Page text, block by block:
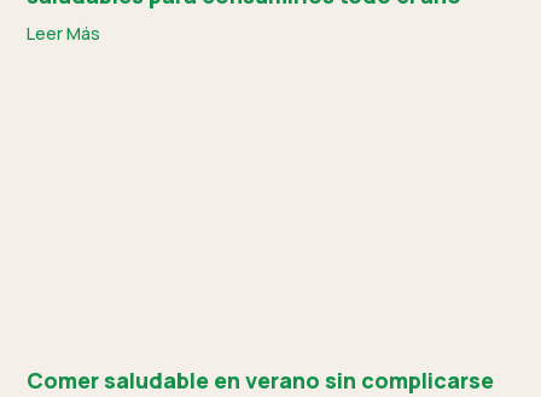
Leer Más
Comer saludable en verano sin complicarse